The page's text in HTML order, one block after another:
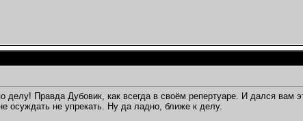
делу! Правда Дубовик, как всегда в своём репертуаре. И дался вам
осуждать не упрекать. Ну да ладно, ближе к делу.